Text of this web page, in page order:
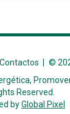
Contactos
©
Reserved.
byGlobal Pixel